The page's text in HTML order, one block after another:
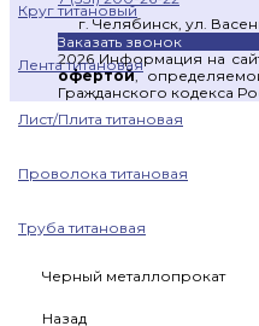
Круг титановый
Лента титановая
Лист/Плита титановая
Проволока титановая
Труба титановая
Черный металлопрокат
Назад
г. Челябинск, ул.
Заказать звонок
2026 Информация на
офертой,
Гражданского кодекса